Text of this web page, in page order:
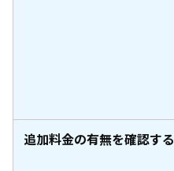
追加料金の有無を確認する